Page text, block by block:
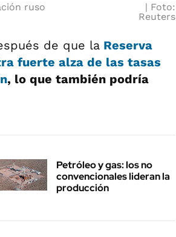
ruso
Foto:
Reuters
de que la Reserva
fuerte alza de las tasas
, lo que también podría
Petróleo y gas: los no
convencionales lideran la
producción